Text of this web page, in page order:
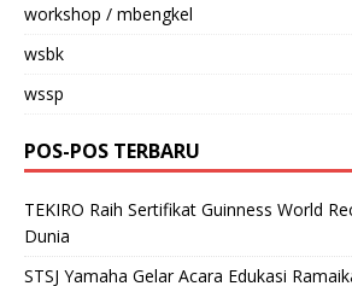
workshop / mbengkel
wsbk
wssp
POS-POS TERBARU
TEKIRO Raih Sertifikat Guinness World
Dunia
STSJ Yamaha Gelar Acara Edukasi